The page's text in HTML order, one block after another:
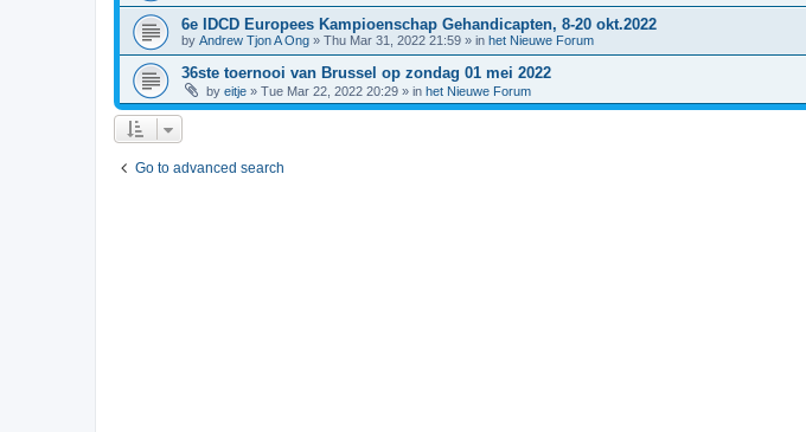
6e IDCD Europees Kampioenschap Gehandicapten, 8-20 okt.2022
by Andrew Tjon A Ong » Thu Mar 31, 2022 21:59 » in het Nieuwe Forum
36ste toernooi van Brussel op zondag 01 mei 2022
by eitje » Tue Mar 22, 2022 20:29 » in het Nieuwe Forum
Go to advanced search